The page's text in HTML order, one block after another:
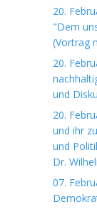
20.
"Dem
(Vortrag
20.
und
20.
und ihr
und
Dr.
07.